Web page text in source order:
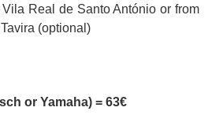
Real de Santo António or from
(optional)
or Yamaha) = 63€